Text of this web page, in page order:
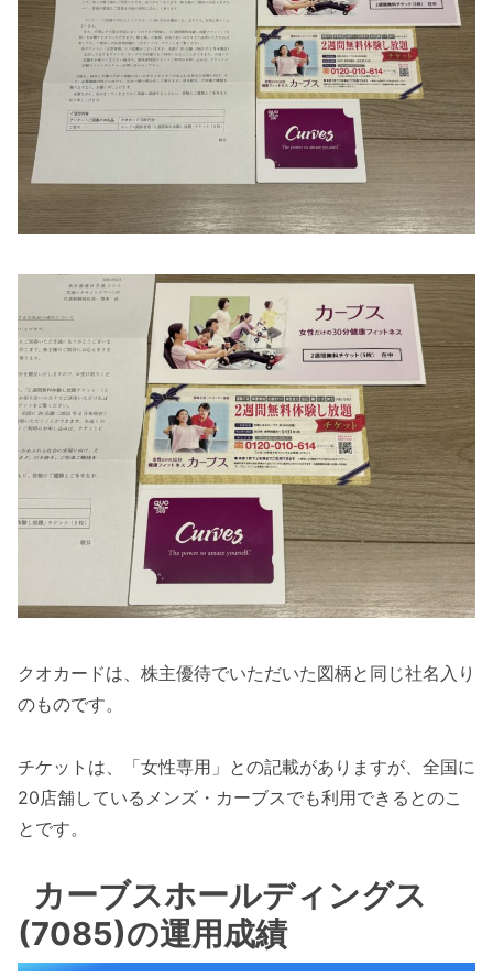
クオカードは、株主優待でいただいた図柄と同じ社名入り
のものです。
チケットは、「女性専用」との記載がありますが、全国に
20店舗しているメンズ・カーブスでも利用できるとのこ
とです。
カーブスホールディングス
(7085)の運用成績